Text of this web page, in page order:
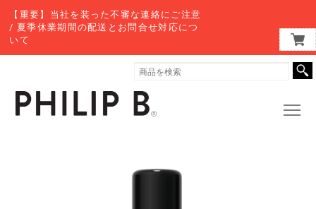
【重要】当社を装った不審な連絡にご注意
/ 夏季休業期間の配送とお問合せ対応につ
いて